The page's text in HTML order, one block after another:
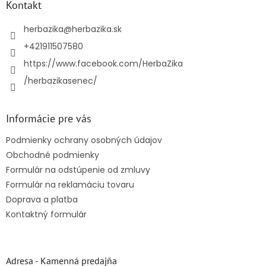
Kontakt
herbazika@herbazika.sk
+421911507580
https://www.facebook.com/HerbaZika
/herbazikasenec/
Informácie pre vás
Podmienky ochrany osobných údajov
Obchodné podmienky
Formulár na odstúpenie od zmluvy
Formulár na reklamáciu tovaru
Doprava a platba
Kontaktný formulár
Adresa - Kamenná predajňa